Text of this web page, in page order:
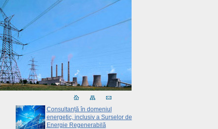
Consultanță în domeniul
energetic, inclusiv a Surselor de
Energie Regenerabilă